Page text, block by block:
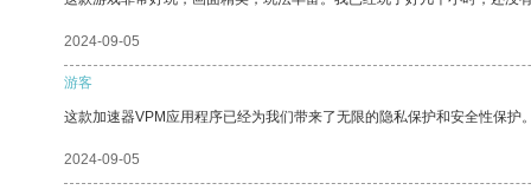
2024-09-05
游客
这款加速器VPM应用程序已经为我们带来了无限的隐私保护和安全性保护
2024-09-05